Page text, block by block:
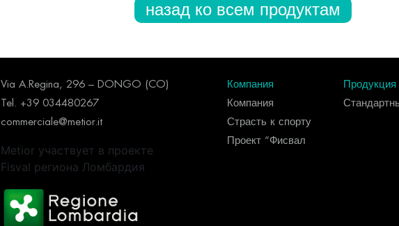
назад ко всем продуктам
Via A.Regina, 296 – DONGO (CO)
Tel. +39 034480267
commerciale@metior.it
Metior участвует в проекте
Fisval региона Ломбардия
Компания
Компания
Страсть к спорту
Проект “Фисвал
Продукция